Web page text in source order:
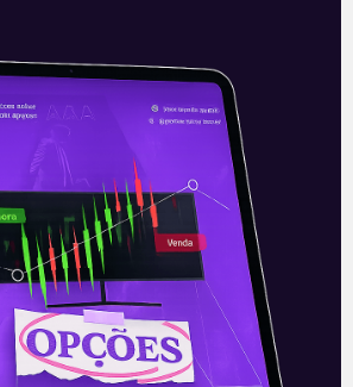
do segmento de
continuará
2022
(Federação Nacional da
de Veículos), estima que o
tende a ser melhor para o